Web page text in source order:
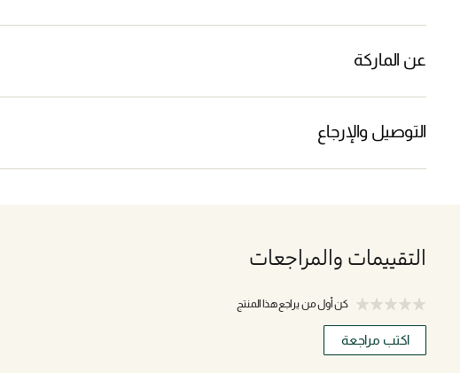
عن الماركة
التوصيل والإرجاع
التقييمات والمراجعات
كن أول من يراجع هذا المنتج
اكتب مراجعة